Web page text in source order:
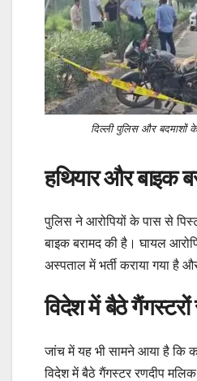
दिल्ली पुलिस और बदमाशों
हथियार और बाइक
पुलिस ने आरोपियों के पास से
बाइक बरामद की है। घायल
अस्पताल में भर्ती कराया गया है
विदेश में बैठे
जांच में यह भी सामने आया है कि
विदेश में बैठे गैंगस्टर रणदीप